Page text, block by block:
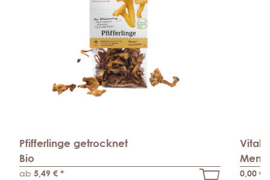
Pfifferlinge getrocknet
Bio
ab 5,49 € *
0,00 €